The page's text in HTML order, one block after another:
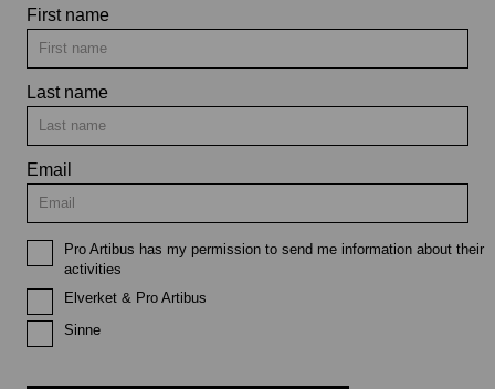
First name
Last name
Email
Pro Artibus has my permission to send me information about their
activities
Elverket & Pro Artibus
Sinne